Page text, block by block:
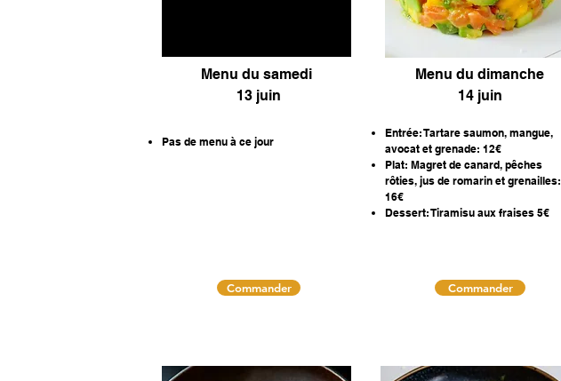
Menu du samedi
13 juin
Pas de menu à ce jour
Commander
Menu du dimanche
14 juin
Entrée: Tartare saumon, mangue,
avocat et grenade: 12€
Plat: Magret de canard, pêches
rôties, jus de romarin et grenailles:
16€
Dessert: Tiramisu aux fraises 5€
Commander